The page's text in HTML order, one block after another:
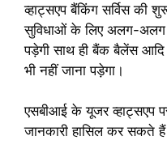
व्हाट्सएप बैंकिंग सर्विस की
सुविधाओं के लिए अलग-अलग
पड़ेगी साथ ही बैंक बैलेंस आदि
भी नहीं जाना पड़ेगा।
एसबीआई के यूजर व्हाट्सएप
जानकारी हासिल कर सकते